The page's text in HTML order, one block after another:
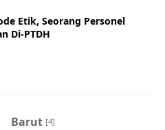
Etik, Seorang Personel
Di-PTDH
Barut [4]